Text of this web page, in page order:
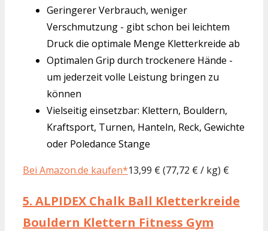
Geringerer Verbrauch, weniger
Verschmutzung - gibt schon bei leichtem
Druck die optimale Menge Kletterkreide ab
Optimalen Grip durch trockenere Hände -
um jederzeit volle Leistung bringen zu
können
Vielseitig einsetzbar: Klettern, Bouldern,
Kraftsport, Turnen, Hanteln, Reck, Gewichte
oder Poledance Stange
Bei Amazon.de kaufen*13,99 € (77,72 € / kg) €
5. ALPIDEX Chalk Ball Kletterkreide
Bouldern Klettern Fitness Gym